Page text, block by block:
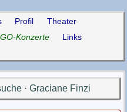
Profil
Theater
GO-Konzerte Links
· Graciane Finzi